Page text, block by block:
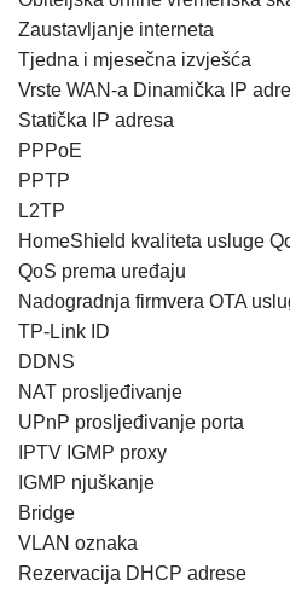
Zaustavljanje interneta
Tjedna i mjesečna izvješća
Vrste WAN-a Dinamička IP
Statička IP adresa
PPPoE
PPTP
L2TP
HomeShield kvaliteta usluge
QoS prema uređaju
Nadogradnja firmvera OTA
TP-Link ID
DDNS
NAT prosljeđivanje
UPnP prosljeđivanje porta
IPTV IGMP proxy
IGMP njuškanje
Bridge
VLAN oznaka
Rezervacija DHCP adrese